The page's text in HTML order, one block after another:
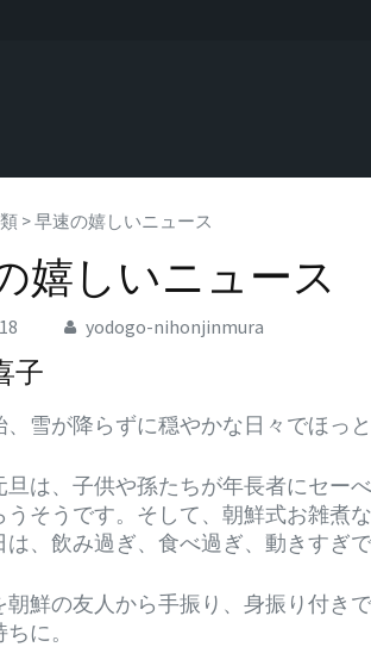
>早速の嬉しいニュース
嬉しいニュース
yodogo-nihonjinmura
子
雪が降らずに穏やかな日々でほっと
旦は、子供や孫たちが年長者にセー
うそうです。そして、朝鮮式お雑煮
、飲み過ぎ、食べ過ぎ、動きすぎ
朝鮮の友人から手振り、身振り付き
に。